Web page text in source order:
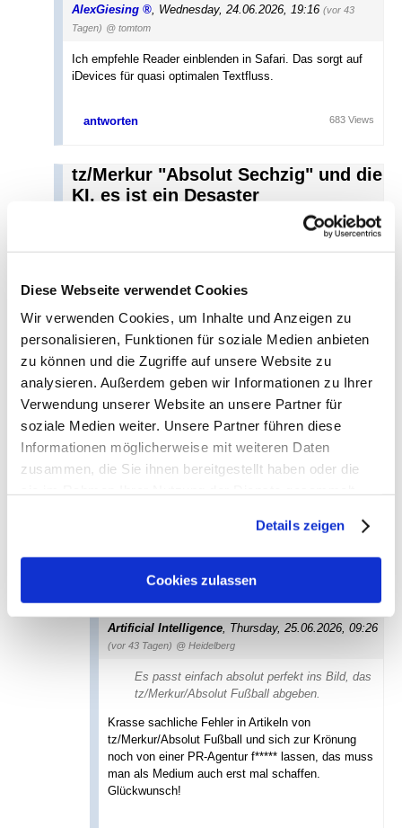
Diese Webseite verwendet Cookies
Wir verwenden Cookies, um Inhalte und Anzeigen zu
personalisieren, Funktionen für soziale Medien anbieten
zu können und die Zugriffe auf unsere Website zu
analysieren. Außerdem geben wir Informationen zu Ihrer
Verwendung unserer Website an unsere Partner für
soziale Medien weiter. Unsere Partner führen diese
Informationen möglicherweise mit weiteren Daten
zusammen, die Sie ihnen bereitgestellt haben oder die
Sie unsere Webseite weiterhin nutzen.
Details zeigen
Cookies zulassen
AlexGiesing , Wednesday, 24.06.2026, 19:16 (vor 43
Tagen) @ tomtom
Ich empfehle Reader einblenden in Safari. Das sorgt auf
iDevices für quasi optimalen Textfluss.
antworten 683 Views
tz/Merkur "Absolut Sechzig" und die
KI, es ist ein Desaster
Thursday, 25.06.2026, 08:07(vor 43 Tagen)
irgendwelche interne kontrollmechanismen geben...
611 Views
tz/Merkur "Absolut Sechzig" und
die KI, es ist ein Desaster
Heidelberg, Thursday, 25.06.2026, 08:11 (vor 43 Tagen)
@ laimerloewe (c)
Es passt einfach absolut perfekt ins Bild, das
618 Views
Ist "Absolut Sechzig" Synonym
für "Absolut keine Ahnung"?
Artificial Intelligence, Thursday, 25.06.2026, 09:26
(vor 43 Tagen) @ Heidelberg
Es passt einfach absolut perfekt ins Bild, das
tz/Merkur/Absolut Fußball abgeben.
Krasse sachliche Fehler in Artikeln von
tz/Merkur/Absolut Fußball und sich zur Krönung
noch von einer PR-Agentur f***** lassen, das muss
man als Medium auch erst mal schaffen.
Glückwunsch!